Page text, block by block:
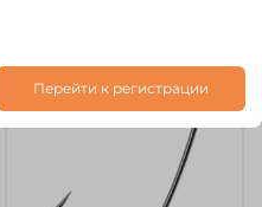
Ожидается
Перейти к регистрации